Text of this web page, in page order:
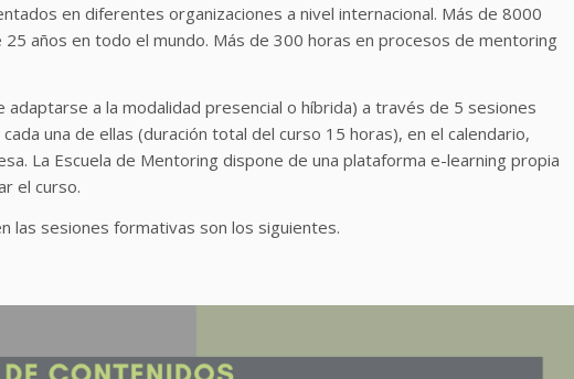
en diferentes organizaciones a nivel internacional. Más de 8000
años en todo el mundo. Más de 300 horas en procesos de mentoring
a la modalidad presencial o híbrida) a través de 5 sesiones
una de ellas (duración total del curso 15 horas), en el calendario,
La Escuela de Mentoring dispone de una plataforma e-learning propia
el curso.
las sesiones formativas son los siguientes.